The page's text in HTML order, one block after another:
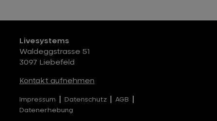
Livesystems
Waldeggstrasse 51
3097 Liebefeld
Kontakt aufnehmen
Impressum Datenschutz
AGB
Datenerhebung